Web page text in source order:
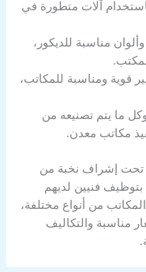
آلات متطورة في
مناسبة للديكور،
قوية ومناسبة للمكاتب،
ما يتم تصنيعه من
مكاتب معدن.
إشراف نخبة من
فنيين لديهم
من أنواع مختلفة،
مناسبة والتكاليف